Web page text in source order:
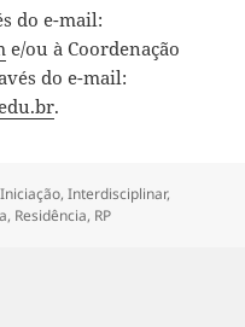
do e-mail:
e/ou à Coordenação
do e-mail:
.
Iniciação,Interdisciplinar,
, Residência, RP